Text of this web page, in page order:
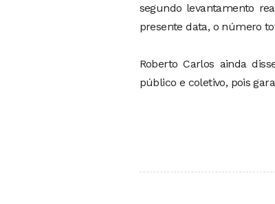
segundo levantamento
presente data, o número
Roberto Carlos ainda
público e coletivo, pois